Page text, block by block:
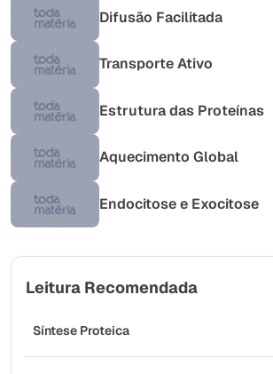
Difusão Facilitada
Transporte Ativo
Estrutura das Proteínas
Aquecimento Global
Endocitose e Exocitose
Leitura Recomendada
Síntese Proteica